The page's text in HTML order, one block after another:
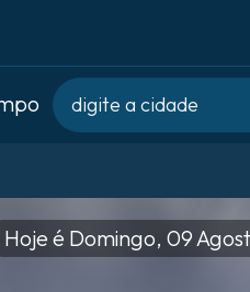
Hoje é Domingo, 09